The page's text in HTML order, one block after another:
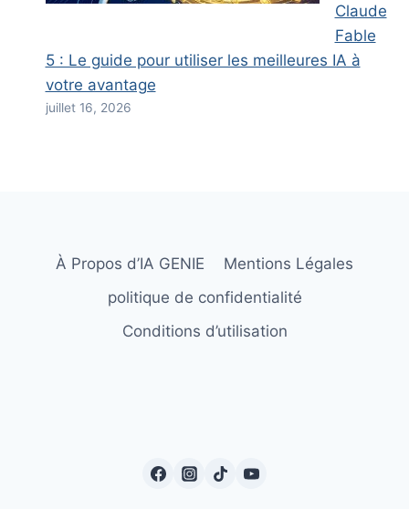
Claude
Fable
5 : Le guide pour utiliser les meilleures IA à
votre avantage
juillet 16, 2026
À Propos d’IA GENIE
Mentions Légales
politique de confidentialité
Conditions d’utilisation